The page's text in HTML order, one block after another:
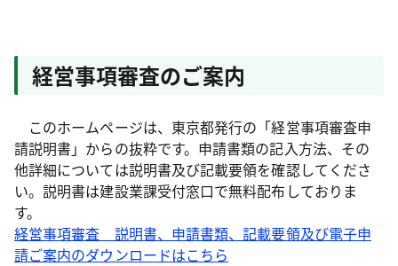
経営事項審査のご案内
このホームページは、東京都発行の「経営事項審査申
請説明書」からの抜粋です。申請書類の記入方法、その
他詳細については説明書及び記載要領を確認してくださ
い。説明書は建設業課受付窓口で無料配布しておりま
す。
経営事項審査 説明書、申請書類、記載要領及び電子申
請ご案内のダウンロードはこちら